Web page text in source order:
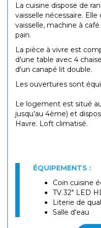
La cuisine dispose de
vaisselle nécessaire.
vaisselle, machine à
pain.
La pièce à vivre est
d’une table avec 4
d'un canapé lit double.
Les ouvertures sont
Le logement est situé
jusqu'au 4ème) et
Havre. Loft climatisé.
ÉQUIPEMENTS :
Coin cuisine
TV 32" LED
Literie de
Salle d'eau